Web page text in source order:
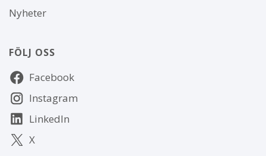
Nyheter
FÖLJ OSS
Följ
oss Facebook
Instagram
LinkedIn
X